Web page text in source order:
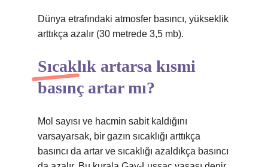
Dünya etrafındaki atmosfer basıncı, yükseklik
arttıkça azalır (30 metrede 3,5 mb).
Sıcaklık artarsa kısmi
basınç artar mı?
Mol sayısı ve hacmin sabit kaldığını
varsayarsak, bir gazın sıcaklığı arttıkça
basıncı da artar ve sıcaklığı azaldıkça basıncı